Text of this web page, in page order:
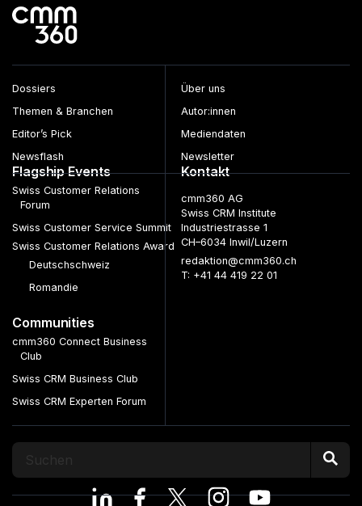
Dossiers
Themen & Branchen
Editor’s Pick
Newsflash
Über uns
Autor:innen
Mediendaten
Newsletter
Flagship Events
Swiss Customer Relations
Forum
Swiss Customer Service Summit
Swiss Customer Relations Award
Deutschschweiz
Romandie
Communities
cmm360 Connect Business
Club
Swiss CRM Business Club
Swiss CRM Experten Forum
Kontakt
cmm360 AG
Swiss CRM Institute
Industriestrasse 1
CH–6034 Inwil/Luzern
redaktion@cmm360.ch
T: +41 44 419 22 01